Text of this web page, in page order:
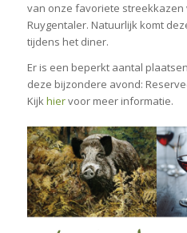
van onze favoriete streekkazen
Ruygentaler. Natuurlijk komt
tijdens het diner.
Er is een beperkt aantal
deze bijzondere avond:
Kijkhiervoor meer informatie.